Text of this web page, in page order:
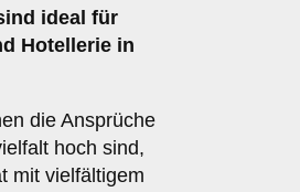
ideal für
Hotellerie in
die Ansprüche
hoch sind,
mit vielfältigem